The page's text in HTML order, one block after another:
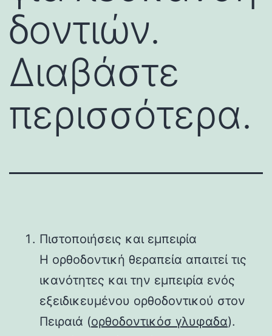
δοντιών.
Διαβάστε
περισσότερα.
Πιστοποιήσεις και εμπειρία
Η ορθοδοντική θεραπεία απαιτεί τις
ικανότητες και την εμπειρία ενός
εξειδικευμένου ορθοδοντικού στον
Πειραιά (ορθοδοντικόσ γλυφαδα).